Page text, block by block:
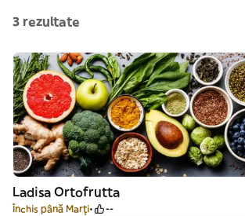
3 rezultate
Ladisa Ortofrutta
Închis până Marți --